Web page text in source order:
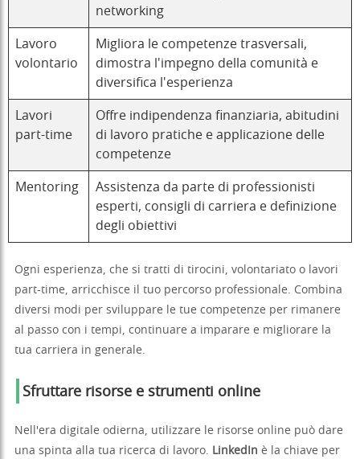
networking
Lavoro
volontario
Migliora le competenze trasversali,
dimostra l'impegno della comunità e
diversifica l'esperienza
Lavori
part-time
Offre indipendenza finanziaria, abitudini
di lavoro pratiche e applicazione delle
competenze
Mentoring
Assistenza da parte di professionisti
esperti, consigli di carriera e definizione
degli obiettivi
Ogni esperienza, che si tratti di tirocini, volontariato o lavori
part-time, arricchisce il tuo percorso professionale. Combina
diversi modi per sviluppare le tue competenze per rimanere
al passo con i tempi, continuare a imparare e migliorare la
tua carriera in generale.
Sfruttare risorse e strumenti online
Nell'era digitale odierna, utilizzare le risorse online può dare
una spinta alla tua ricerca di lavoro. LinkedIn è la chiave per